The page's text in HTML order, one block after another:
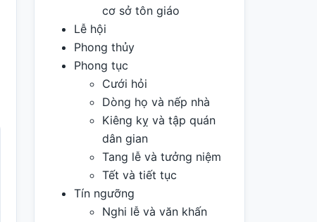
cơ sở tôn giáo
Lễ hội
Phong thủy
Phong tục
Cưới hỏi
Dòng họ và nếp nhà
Kiêng kỵ và tập quán
dân gian
Tang lễ và tưởng niệm
Tết và tiết tục
Tín ngưỡng
Nghi lễ và văn khấn